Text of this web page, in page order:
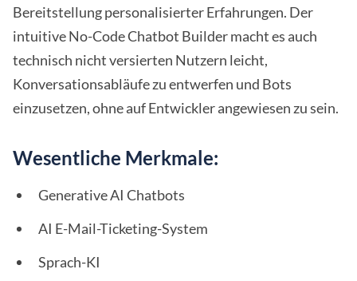
Bereitstellung personalisierter Erfahrungen. Der
intuitive No-Code Chatbot Builder macht es auch
technisch nicht versierten Nutzern leicht,
Konversationsabläufe zu entwerfen und Bots
einzusetzen, ohne auf Entwickler angewiesen zu sein.
Wesentliche Merkmale:
Generative AI Chatbots
AI E-Mail-Ticketing-System
Sprach-KI